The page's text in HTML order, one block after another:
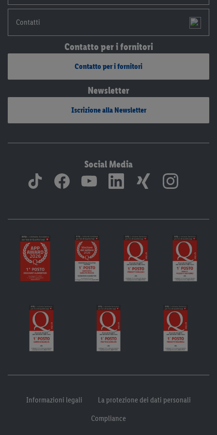
Contatti
Contatto per i fornitori
Contatto per i fornitori
Newsletter
Iscrizione alla Newsletter
Social Media
Informazioni legali
La protezione dei dati personali
Compliance